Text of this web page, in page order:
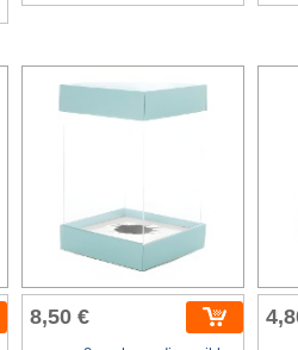
8,50 €